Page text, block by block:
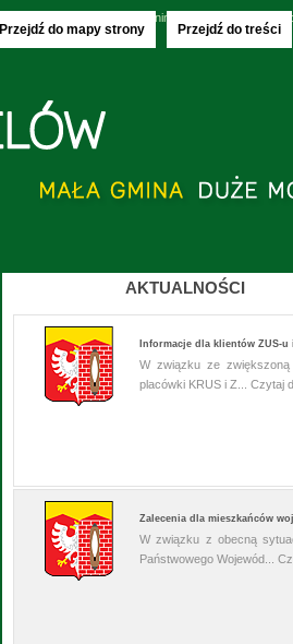
Przejdź do mapy strony Przejdź do treści
imieniny: Jakuba, Sławy i
AKTUALNOŚCI
Informacje dla klientów ZUS-u
W związku ze zwiększoną
placówki KRUS i Z... Czytaj
Zalecenia dla mieszkańców
W związku z obecną
Państwowego Wojewód...